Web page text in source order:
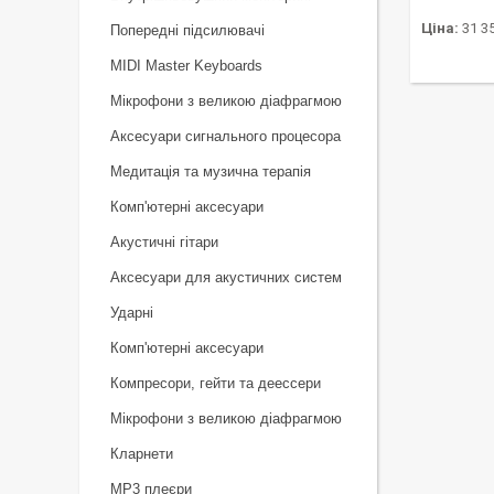
Ціна: 31
Попередні підсилювачі
MIDI Master Keyboards
Мікрофони з великою діафрагмою
Аксесуари сигнального процесора
Медитація та музична терапія
Комп'ютерні аксесуари
Акустичні гітари
Аксесуари для акустичних систем
Ударні
Комп'ютерні аксесуари
Компресори, гейти та деессери
Мікрофони з великою діафрагмою
Кларнети
MP3 плеєри